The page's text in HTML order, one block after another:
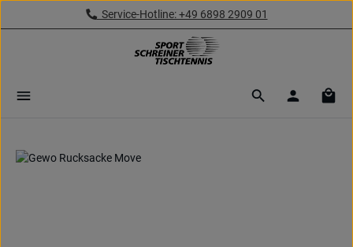
Zum Hauptinhalt springenService-Hotline: +49 6898 2909 01
Bildergalerie überspringen